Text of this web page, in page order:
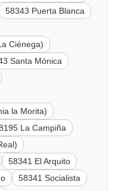
58343 Puerta Blanca
Ciénega)
Santa Mónica
la Morita)
La Campiña
58341 El Arquito
58341 Socialista